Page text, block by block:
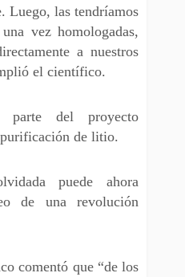
Luego, las tendríamos
vez homologadas,
a nuestros
el científico.
parte del proyecto
de litio.
puede ahora
de una revolución
comentó que “de los